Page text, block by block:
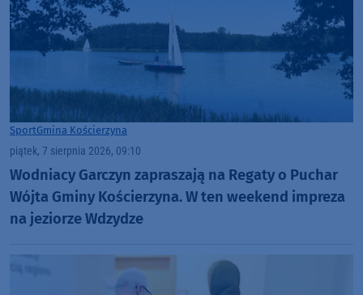
SportGmina Kościerzyna
piątek, 7 sierpnia 2026, 09:10
Wodniacy Garczyn zapraszają na Regaty o Puchar
Wójta Gminy Kościerzyna. W ten weekend impreza
na jeziorze Wdzydze